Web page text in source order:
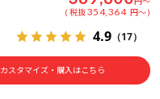
税抜354,364 円～
4.9 （17）
カスタマイズ・購入はこちら